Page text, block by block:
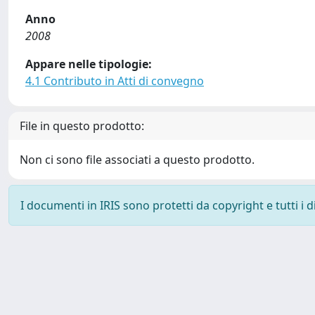
Anno
2008
Appare nelle tipologie:
4.1 Contributo in Atti di convegno
File in questo prodotto:
Non ci sono file associati a questo prodotto.
I documenti in IRIS sono protetti da copyright e tutti i